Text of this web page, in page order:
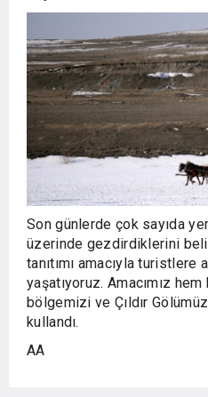
Son günlerde çok sayıda
üzerinde gezdirdiklerini
tanıtımı amacıyla turistlere
yaşatıyoruz. Amacımız
bölgemizi ve Çıldır
kullandı.
AA